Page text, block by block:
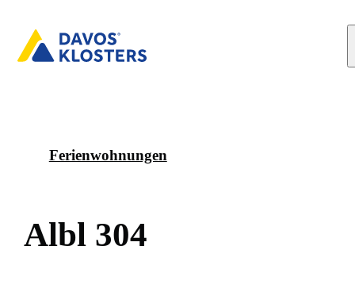
Ferienwohnungen
Albl 304